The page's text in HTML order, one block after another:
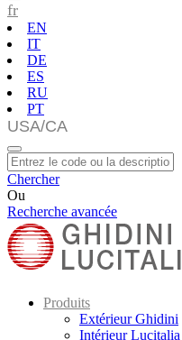
fr
EN
IT
DE
ES
RU
PT
Chercher
Ou
Recherche avancée
Produits
Extérieur Ghidini
Intérieur Lucitalia